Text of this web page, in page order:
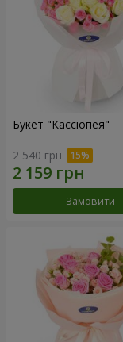
Букет "Кассіопея"
2 540 грн
Замовити